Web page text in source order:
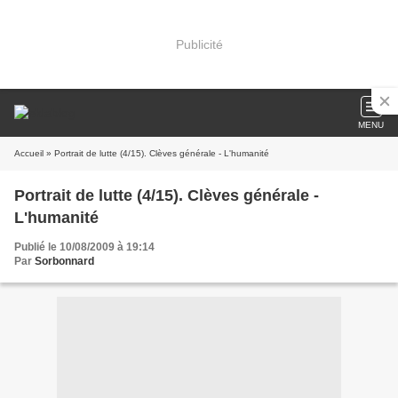
Publicité
MENU
Accueil » Portrait de lutte (4/15). Clèves générale - L'humanité
Portrait de lutte (4/15). Clèves générale -
L'humanité
Publié le 10/08/2009 à 19:14
Par Sorbonnard